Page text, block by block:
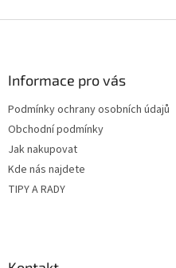
Informace pro vás
Podmínky ochrany osobních údajů
Obchodní podmínky
Jak nakupovat
Kde nás najdete
TIPY A RADY